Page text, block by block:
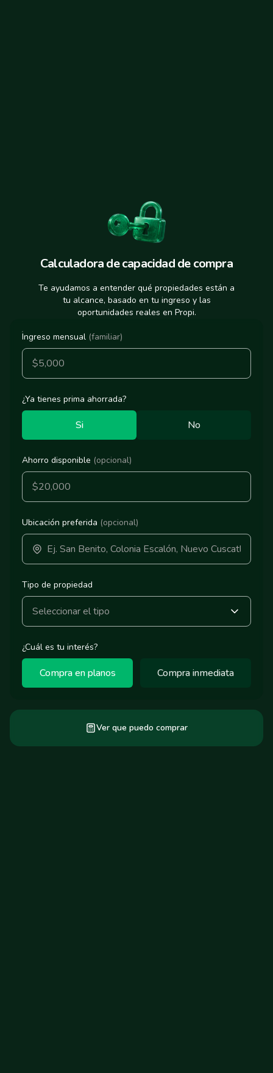
Calculadora de capacidad de compra
Te ayudamos a entender qué propiedades están a
tu alcance, basado en tu ingreso y las
oportunidades reales en Propi.
Ingreso mensual (familiar)
¿Ya tienes prima ahorrada?
Si No
Ahorro disponible (opcional)
Ubicación preferida (opcional)
Tipo de propiedad
Seleccionar el tipo
¿Cuál es tu interés?
Compra en planos Compra inmediata
Ver que puedo comprar